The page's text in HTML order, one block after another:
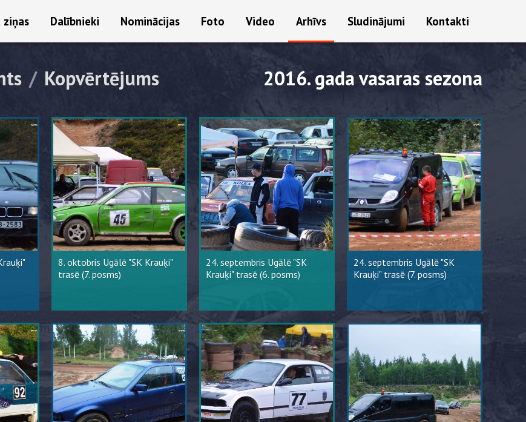
Dalībnieki Nominācijas Foto Video Arhīvs Sludinājumi Kontakti
/ Kopvērtējums 2016. gada vasaras sezona
8. oktobris Ugālē "SK Krauķi"
trasē (7. posms)
24. septembris Ugālē "SK
Krauķi" trasē (6. posms)
24. septembris Ugālē "SK
Krauķi" trasē (7. posms)